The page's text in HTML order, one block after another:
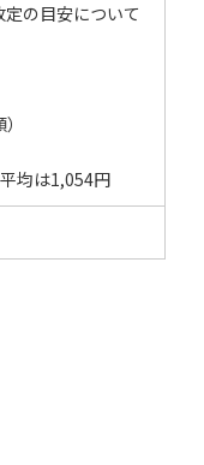
の目安について
均は1,054円